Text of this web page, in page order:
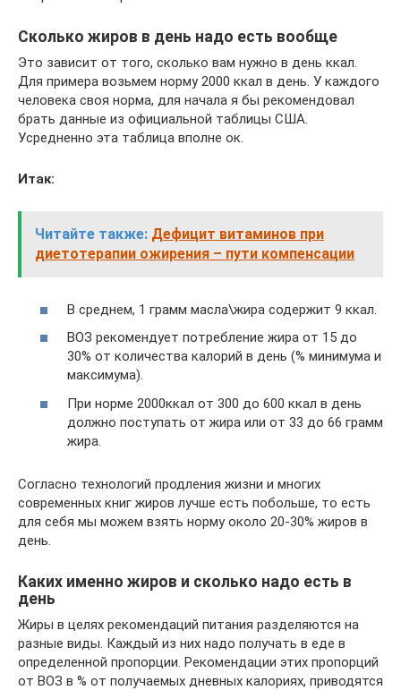
Сколько жиров в день надо есть вообще
Это зависит от того, сколько вам нужно в день ккал.
Для примера возьмем норму 2000 ккал в день. У каждого
человека своя норма, для начала я бы рекомендовал
брать данные из официальной таблицы США.
Усредненно эта таблица вполне ок.
Итак:
Читайте также: Дефицит витаминов при
диетотерапии ожирения – пути компенсации
В среднем, 1 грамм масла\жира содержит 9 ккал.
ВОЗ рекомендует потребление жира от 15 до
30% от количества калорий в день (% минимума и
максимума).
При норме 2000ккал от 300 до 600 ккал в день
должно поступать от жира или от 33 до 66 грамм
жира.
Согласно технологий продления жизни и многих
современных книг жиров лучше есть побольше, то есть
для себя мы можем взять норму около 20-30% жиров в
день.
Каких именно жиров и сколько надо есть в
день
Жиры в целях рекомендаций питания разделяются на
разные виды. Каждый из них надо получать в еде в
определенной пропорции. Рекомендации этих пропорций
от ВОЗ в % от получаемых дневных калориях, приводятся